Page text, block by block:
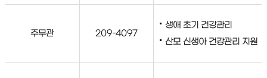
주무관 209-4097
생애 초기 건강관리
산모 신생아 건강관리 지원